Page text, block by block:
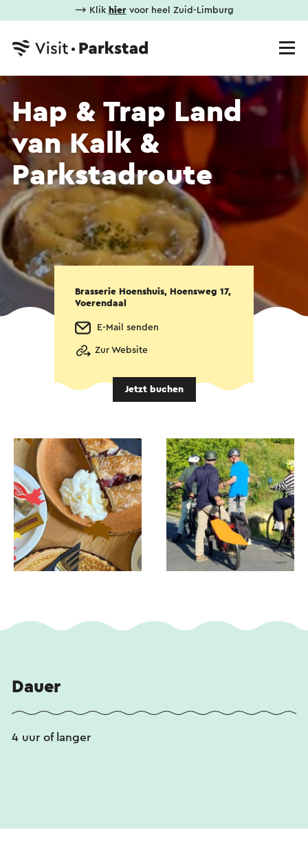
⟶ Klik hiervoor heel Zuid-Limburg
Hap & Trap Land
van Kalk &
Parkstadroute
Brasserie Hoenshuis, Hoensweg 17,
Voerendaal
E-Mail senden
Zur Website
Jetzt buchen
Dauer
4 uur of langer